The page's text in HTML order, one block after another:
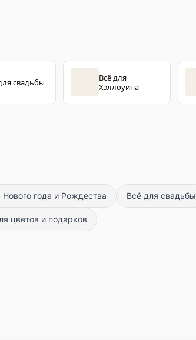
свадьбы
Всё для
Хэллоуина
Нового года и Рождества Всё для свадьбы
цветов и подарков